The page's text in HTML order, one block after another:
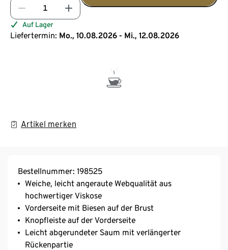
Auf Lager
Liefertermin: Mo., 10.08.2026 - Mi., 12.08.2026
Artikel merken
Bestellnummer: 198525
Weiche, leicht angeraute Webqualität aus
hochwertiger Viskose
Vorderseite mit Biesen auf der Brust
Knopfleiste auf der Vorderseite
Leicht abgerundeter Saum mit verlängerter
Rückenpartie